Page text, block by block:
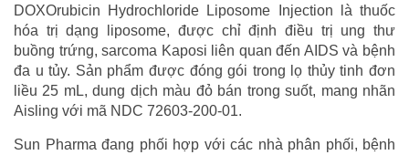
DOXOrubicin Hydrochloride Liposome Injection là thuốc
hóa trị dạng liposome, được chỉ định điều trị ung thư
buồng trứng, sarcoma Kaposi liên quan đến AIDS và bệnh
đa u tủy. Sản phẩm được đóng gói trong lọ thủy tinh đơn
liều 25 mL, dung dịch màu đỏ bán trong suốt, mang nhãn
Aisling với mã NDC 72603-200-01.
Sun Pharma đang phối hợp với các nhà phân phối, bệnh